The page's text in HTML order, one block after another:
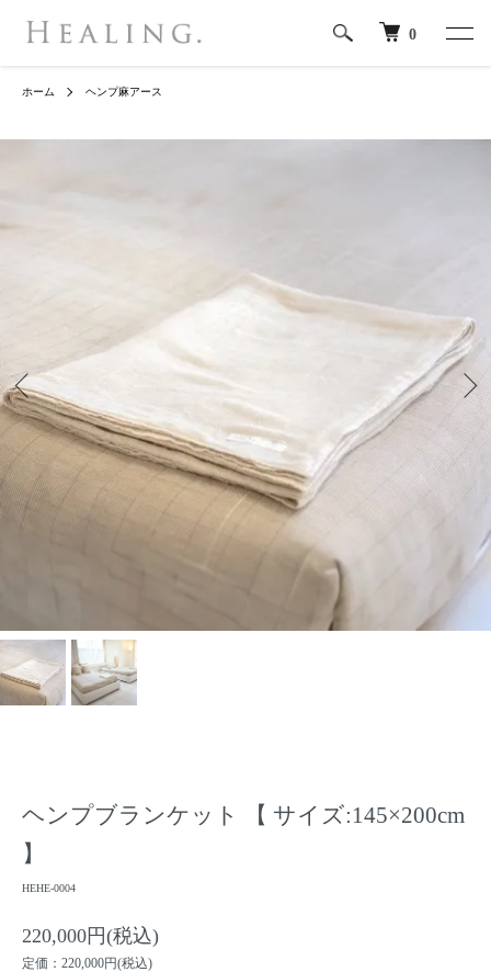
0
ホーム ヘンプ麻アース
ヘンプブランケット 【 サイズ:145×200cm
】
HEHE-0004
220,000円(税込)
定価：220,000円(税込)